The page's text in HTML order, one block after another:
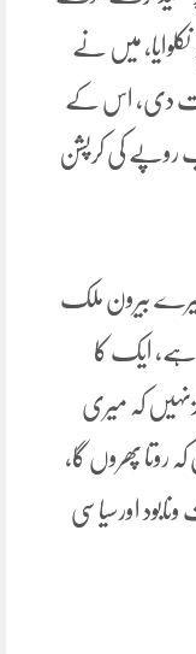
نے 9 ارب روپیہ نکلوایا، میں نے
دی، اس کے
روپے کی کرپشن
میرے بیرون ملک
ہے، ایک کا
کہ میری
روتا پھروں گا،
اورسیاسی